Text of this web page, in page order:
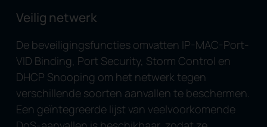
Veilig netwerk
De beveiligingsfuncties omvatten IP-MAC-Port-
VID Binding, Port Security, Storm Control en
DHCP Snooping om het netwerk tegen
verschillende soorten aanvallen te beschermen.
Een geïntegreerde lijst van veelvoorkomende